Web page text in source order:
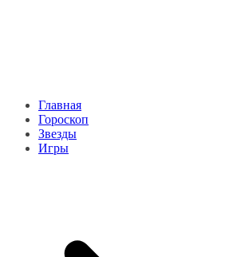
Главная
Гороскоп
Звезды
Игры